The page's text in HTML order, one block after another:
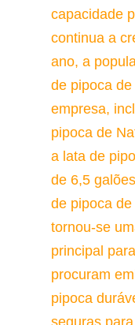
capacidade
continua a
ano, a
de pipoca
empresa,
pipoca de
a lata de
de 6,5
de pipoca
tornou-se
principal
procuram
pipoca